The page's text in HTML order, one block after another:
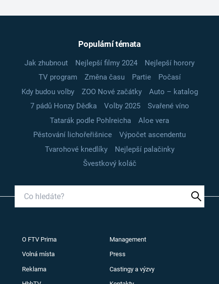
Populární témata
Jak zhubnout Nejlepší filmy 2024
Nejlepší horory
TV program
Změna času Partie
Počasí
Kdy budou volby
ZOO Nové začátky
Auto – katalog
7 pádů Honzy Dědka
Volby 2025
Svařené víno
Tatarák podle Pohlreicha
Aloe vera
Pěstování lichořeřišnice
Výpočet ascendentu
Tvarohové knedlíky
Nejlepší palačinky
Švestkový koláč
O FTV Prima Management
Volná místa Press
Reklama Castingy a výzvy